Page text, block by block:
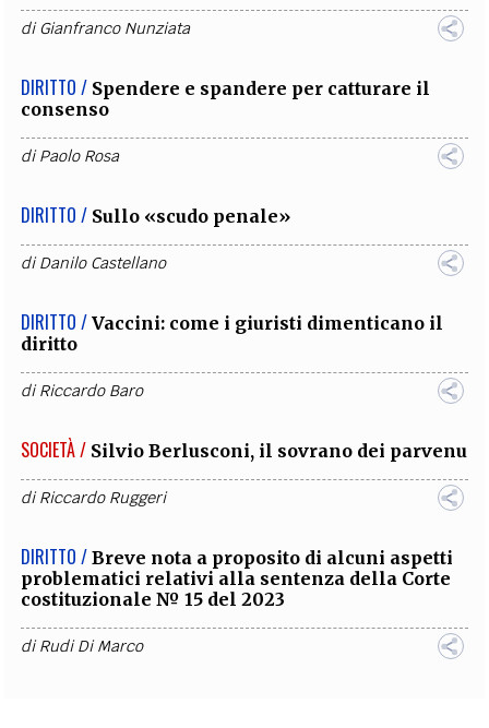
diGianfranco Nunziata
DIRITTO / Spendere e spandere per catturare il
consenso
diPaolo Rosa
DIRITTO / Sullo «scudo penale»
diDanilo Castellano
DIRITTO / Vaccini: come i giuristi dimenticano il
diritto
diRiccardo Baro
SOCIETÀ / Silvio Berlusconi, il sovrano dei parvenu
diRiccardo Ruggeri
DIRITTO / Breve nota a proposito di alcuni aspetti
problematici relativi alla sentenza della Corte
costituzionale № 15 del 2023
diRudi Di Marco